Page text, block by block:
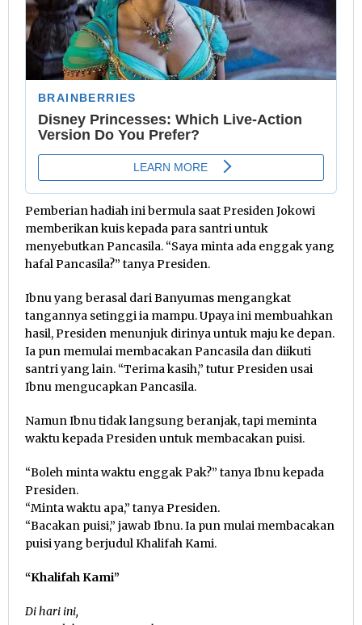
Pemberian hadiah ini bermula saat Presiden Jokowi
memberikan kuis kepada para santri untuk
menyebutkan Pancasila. “Saya minta ada enggak yang
hafal Pancasila?” tanya Presiden.
Ibnu yang berasal dari Banyumas mengangkat
tangannya setinggi ia mampu. Upaya ini membuahkan
hasil, Presiden menunjuk dirinya untuk maju ke depan.
Ia pun memulai membacakan Pancasila dan diikuti
santri yang lain. “Terima kasih,” tutur Presiden usai
Ibnu mengucapkan Pancasila.
Namun Ibnu tidak langsung beranjak, tapi meminta
waktu kepada Presiden untuk membacakan puisi.
“Boleh minta waktu enggak Pak?” tanya Ibnu kepada
Presiden.
“Minta waktu apa,” tanya Presiden.
“Bacakan puisi,” jawab Ibnu. Ia pun mulai membacakan
puisi yang berjudul Khalifah Kami.
“Khalifah Kami”
Di hari ini,